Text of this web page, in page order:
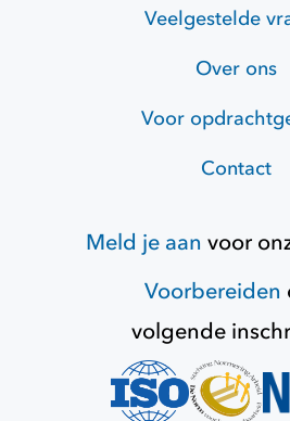
Veelgestelde
Over ons
Voor
Contact
Meld je aan voor
Voorbereiden
volgende